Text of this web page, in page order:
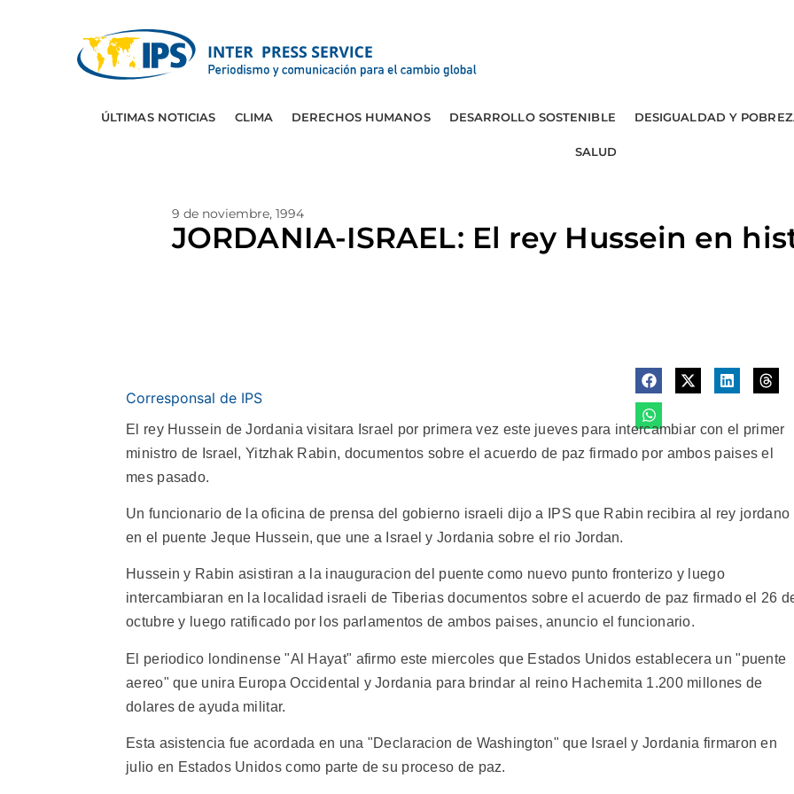
ÚLTIMAS NOTICIAS CLIMA DERECHOS HUMANOS DESARROLLO SOSTENIBLE DESIGUALDAD Y
SALUD
9 de noviembre, 1994
JORDANIA-ISRAEL: El rey Hussein en
Corresponsal de IPS
El rey Hussein de Jordania visitara Israel por primera vez este jueves para intercambiar con el primer
ministro de Israel, Yitzhak Rabin, documentos sobre el acuerdo de paz firmado por ambos paises el
mes pasado.
Un funcionario de la oficina de prensa del gobierno israeli dijo a IPS que Rabin recibira al rey jordano
en el puente Jeque Hussein, que une a Israel y Jordania sobre el rio Jordan.
Hussein y Rabin asistiran a la inauguracion del puente como nuevo punto fronterizo y luego
intercambiaran en la localidad israeli de Tiberias documentos sobre el acuerdo de paz firmado el 26
octubre y luego ratificado por los parlamentos de ambos paises, anuncio el funcionario.
El periodico londinense "Al Hayat" afirmo este miercoles que Estados Unidos establecera un "puente
aereo" que unira Europa Occidental y Jordania para brindar al reino Hachemita 1.200 millones de
dolares de ayuda militar.
Esta asistencia fue acordada en una "Declaracion de Washington" que Israel y Jordania firmaron en
julio en Estados Unidos como parte de su proceso de paz.